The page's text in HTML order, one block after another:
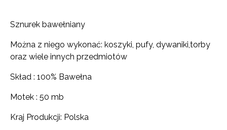
Sznurek bawełniany
Można z niego wykonać: koszyki, pufy, dywaniki,torby
oraz wiele innych przedmiotów
Skład : 100% Bawełna
Motek : 50 mb
Kraj Produkcji: Polska